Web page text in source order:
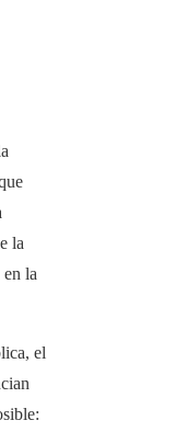
la
la
el